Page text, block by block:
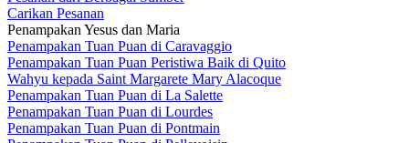
Carikan Pesanan
Penampakan Yesus dan Maria
Penampakan Tuan Puan di Caravaggio
Penampakan Tuan Puan Peristiwa Baik di Quito
Wahyu kepada Saint Margarete Mary Alacoque
Penampakan Tuan Puan di La Salette
Penampakan Tuan Puan di Lourdes
Penampakan Tuan Puan di Pontmain